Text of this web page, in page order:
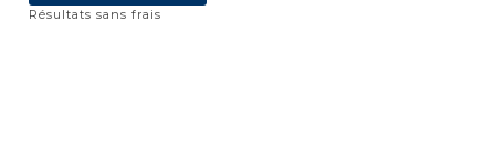
Résultats sans frais